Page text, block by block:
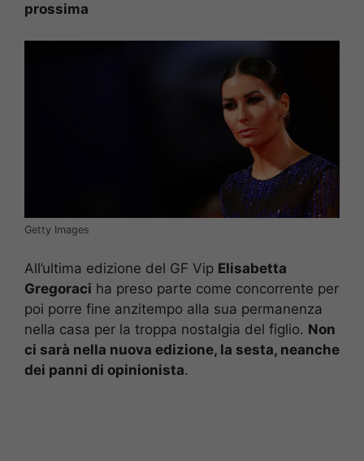
prossima
Getty Images
All’ultima edizione del GF Vip Elisabetta
Gregoraci ha preso parte come concorrente per
poi porre fine anzitempo alla sua permanenza
nella casa per la troppa nostalgia del figlio. Non
ci sarà nella nuova edizione, la sesta, neanche
dei panni di opinionista.